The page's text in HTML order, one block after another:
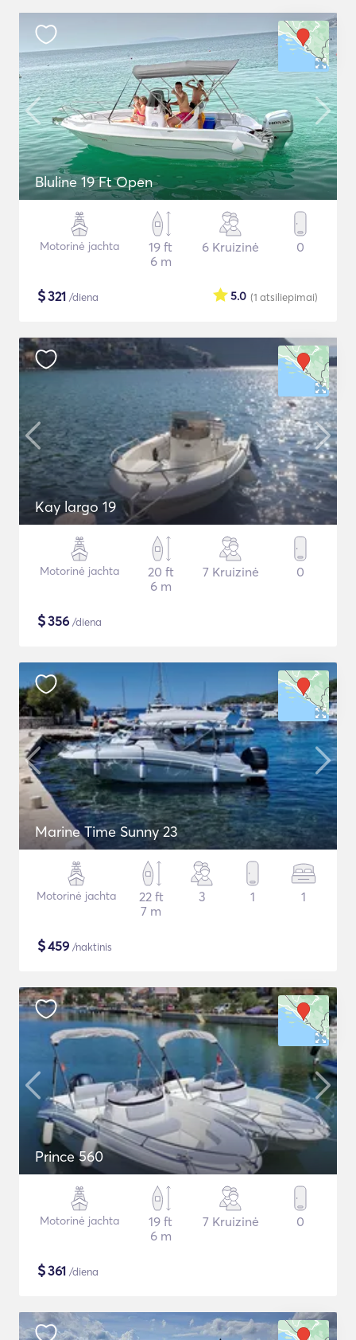
Bluline 19 Ft Open
Motorinė jachta
19 ft
6 m
6 Kruizinė 0
$321 /diena (1 atsiliepimai)
5.0
Kay largo 19
Motorinė jachta
20 ft
6 m
7 Kruizinė 0
$356 /diena
Marine Time Sunny 23
Motorinė jachta
22 ft
7 m
3 1 1
$459 /naktinis
Prince 560
Motorinė jachta
19 ft
6 m
7 Kruizinė 0
$361 /diena